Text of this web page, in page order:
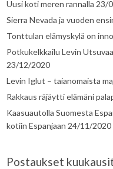
Uusi koti meren rannalla 23/
Sierra Nevada ja vuoden
Tonttulan elämyskylä on
Potkukelkkailu Levin
23/12/2020
Levin Iglut – taianomaista
Rakkaus räjäytti elämäni
Kaasuautolla Suomesta
kotiin Espanjaan 24/11/2020
Postaukset